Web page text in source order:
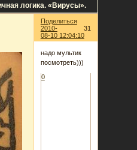
логика. «Вирусы».
Поделиться
31
2010-
08-10 12:04:10
надо мультик
посмотреть)))
0